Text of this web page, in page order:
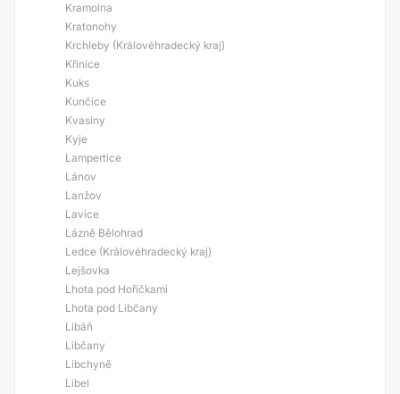
Kramolna
Kratonohy
Krchleby (Královéhradecký kraj)
Křinice
Kuks
Kunčice
Kvasiny
Kyje
Lampertice
Lánov
Lanžov
Lavice
Lázně Bělohrad
Ledce (Královéhradecký kraj)
Lejšovka
Lhota pod Hořičkami
Lhota pod Libčany
Libáň
Libčany
Libchyně
Libel